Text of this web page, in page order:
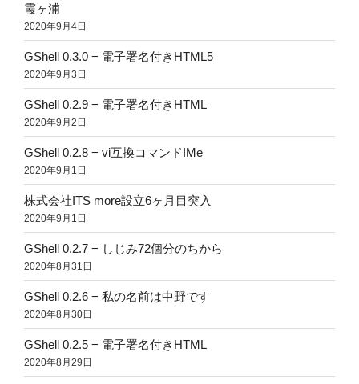
霞ヶ浦
2020年9月4日
GShell 0.3.0 − 電子署名付きHTML5
2020年9月3日
GShell 0.2.9 − 電子署名付きHTML
2020年9月2日
GShell 0.2.8 − vi互換コマンドIMe
2020年9月1日
株式会社ITS more設立6ヶ月目突入
2020年9月1日
GShell 0.2.7 − しじみ72個分のちから
2020年8月31日
GShell 0.2.6 − 私の名前は中野です
2020年8月30日
GShell 0.2.5 − 電子署名付きHTML
2020年8月29日